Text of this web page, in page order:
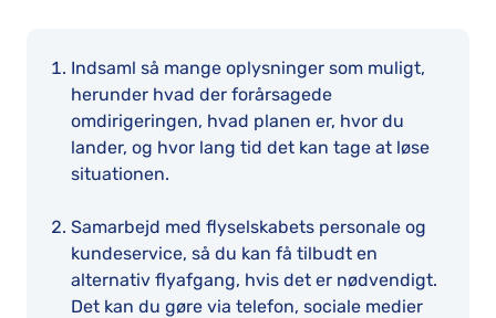
Indsaml så mange oplysninger som muligt,
herunder hvad der forårsagede
omdirigeringen, hvad planen er, hvor du
lander, og hvor lang tid det kan tage at løse
situationen.
Samarbejd med flyselskabets personale og
kundeservice, så du kan få tilbudt en
alternativ flyafgang, hvis det er nødvendigt.
Det kan du gøre via telefon, sociale medier